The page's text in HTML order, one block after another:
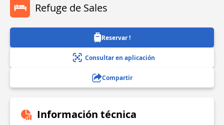
Refuge de Sales
Reservar !
Consultar en aplicación
Compartir
Información técnica